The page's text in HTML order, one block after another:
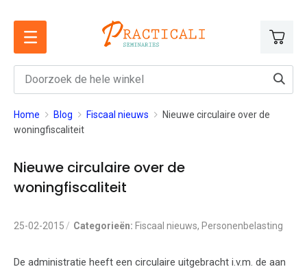
Ga
naar
inhoud
Home Blog Fiscaal nieuws
Nieuwe circulaire over de
woningfiscaliteit
Nieuwe circulaire over de
woningfiscaliteit
25-02-2015 Categorieën: Fiscaal nieuws, Personenbelasting
De administratie heeft een circulaire uitgebracht i.v.m. de aan